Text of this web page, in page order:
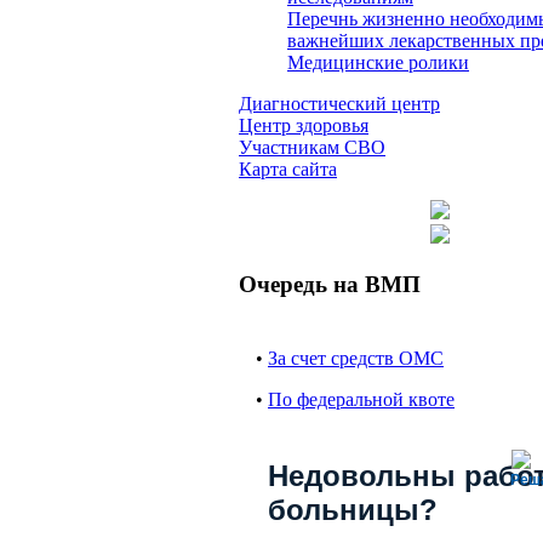
Перечнь жизненно
важнейших лекарственных
Медицинские ролики
Диагностический центр
Центр здоровья
Участникам СВО
Карта сайта
Очередь на ВМП
• За счет средств ОМС
• По федеральной квоте
Недовольны
больницы?